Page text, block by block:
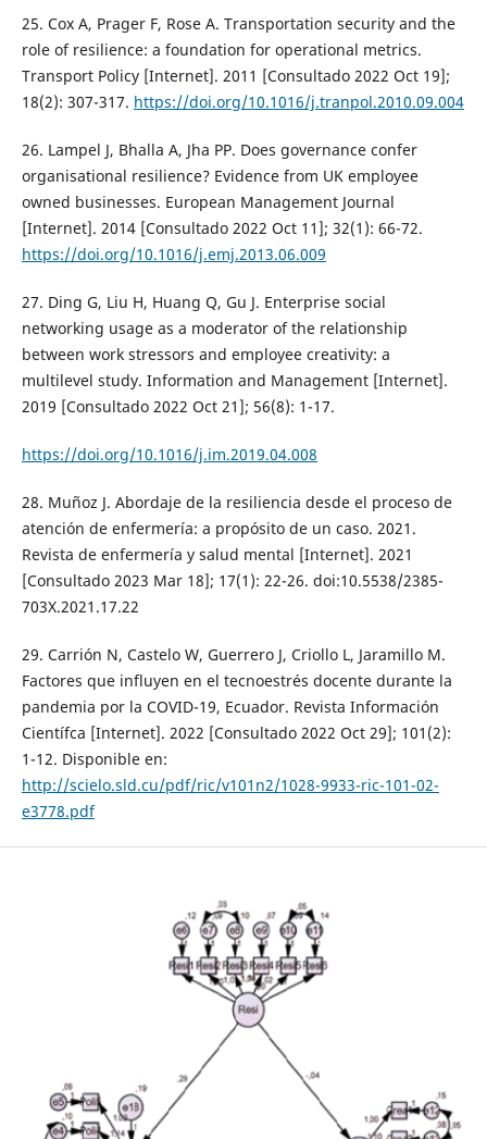
25. Cox A, Prager F, Rose A. Transportation security and the
role of resilience: a foundation for operational metrics.
Transport Policy [Internet]. 2011 [Consultado 2022 Oct 19];
18(2): 307-317. https://doi.org/10.1016/j.tranpol.2010.09.004
26. Lampel J, Bhalla A, Jha PP. Does governance confer
organisational resilience? Evidence from UK employee
owned businesses. European Management Journal
[Internet]. 2014 [Consultado 2022 Oct 11]; 32(1): 66-72.
https://doi.org/10.1016/j.emj.2013.06.009
27. Ding G, Liu H, Huang Q, Gu J. Enterprise social
networking usage as a moderator of the relationship
between work stressors and employee creativity: a
multilevel study. Information and Management [Internet].
2019 [Consultado 2022 Oct 21]; 56(8): 1-17.
https://doi.org/10.1016/j.im.2019.04.008
28. Muñoz J. Abordaje de la resiliencia desde el proceso de
atención de enfermería: a propósito de un caso. 2021.
Revista de enfermería y salud mental [Internet]. 2021
[Consultado 2023 Mar 18]; 17(1): 22-26. doi:10.5538/2385-
703X.2021.17.22
29. Carrión N, Castelo W, Guerrero J, Criollo L, Jaramillo M.
Factores que influyen en el tecnoestrés docente durante la
pandemia por la COVID-19, Ecuador. Revista Información
Científca [Internet]. 2022 [Consultado 2022 Oct 29]; 101(2):
1-12. Disponible en:
http://scielo.sld.cu/pdf/ric/v101n2/1028-9933-ric-101-02-
e3778.pdf